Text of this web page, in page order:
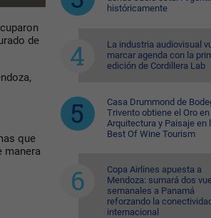
de
que
manera
históricamente
La industria audiovisual
marcar agenda con la
edición de Cordillera Lab
Casa Drummond de
Trivento obtiene el Oro en
Arquitectura y Paisaje en
Best Of Wine Tourism
Copa Airlines apuesta a
Mendoza: sumará dos
semanales a Panamá
reforzando la conectividad
internacional